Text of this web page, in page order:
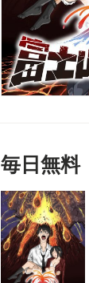
毎日無料